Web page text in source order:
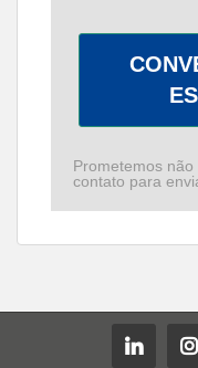
Prometemos
contato para